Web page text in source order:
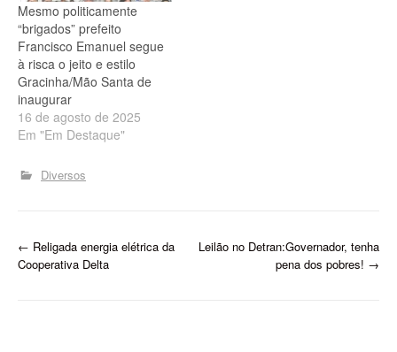
Mesmo politicamente
“brigados” prefeito
Francisco Emanuel segue
à risca o jeito e estilo
Gracinha/Mão Santa de
inaugurar
16 de agosto de 2025
Em "Em Destaque"
Diversos
P
← Religada energia elétrica da
Cooperativa Delta
Leilão no Detran:Governador, tenha
pena dos pobres! →